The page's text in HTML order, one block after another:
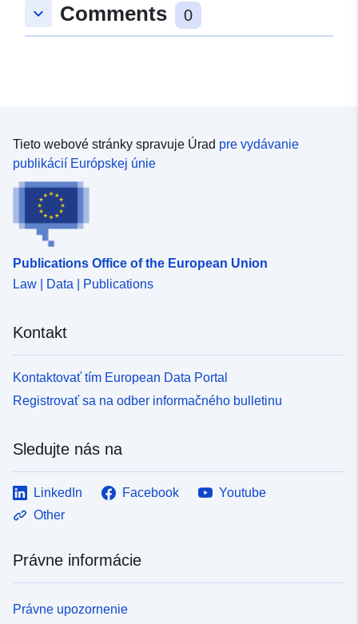
keyboard_arrow_down Comments 0
Tieto webové stránky spravuje Úrad pre vydávanie
publikácií Európskej únie
Publications Office of the European Union
Law | Data | Publications
Kontakt
Kontaktovať tím European Data Portal
Registrovať sa na odber informačného bulletinu
Sledujte nás na
LinkedIn Facebook
Youtube
Other
Právne informácie
Právne upozornenie